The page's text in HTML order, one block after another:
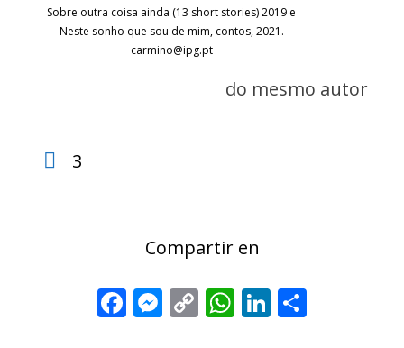
Sobre outra coisa ainda (13 short stories) 2019 e
Neste sonho que sou de mim, contos, 2021.
carmino@ipg.pt
do mesmo autor
3
Compartir en
Facebook
Messenger
CopyWhatsApp
LinkedIn